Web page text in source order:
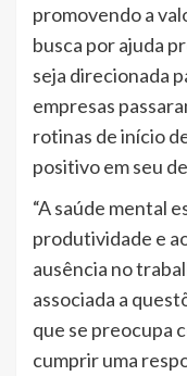
promovendo a
busca por ajuda
seja direcionada
empresas
rotinas de início
positivo em seu
“A saúde mental
produtividade e
ausência no
associada a
que se preocupa
cumprir uma